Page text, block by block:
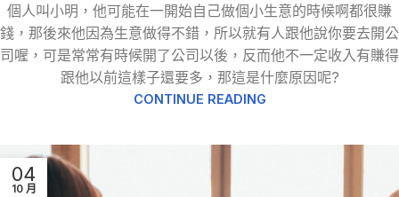
個人叫小明，他可能在一開始自己做個小生意的時候啊都很賺
錢，那後來他因為生意做得不錯，所以就有人跟他說你要去開公
司喔，可是常常有時候開了公司以後，反而他不一定收入有賺得
跟他以前這樣子還要多，那這是什麼原因呢?
CONTINUE READING
04
10 月